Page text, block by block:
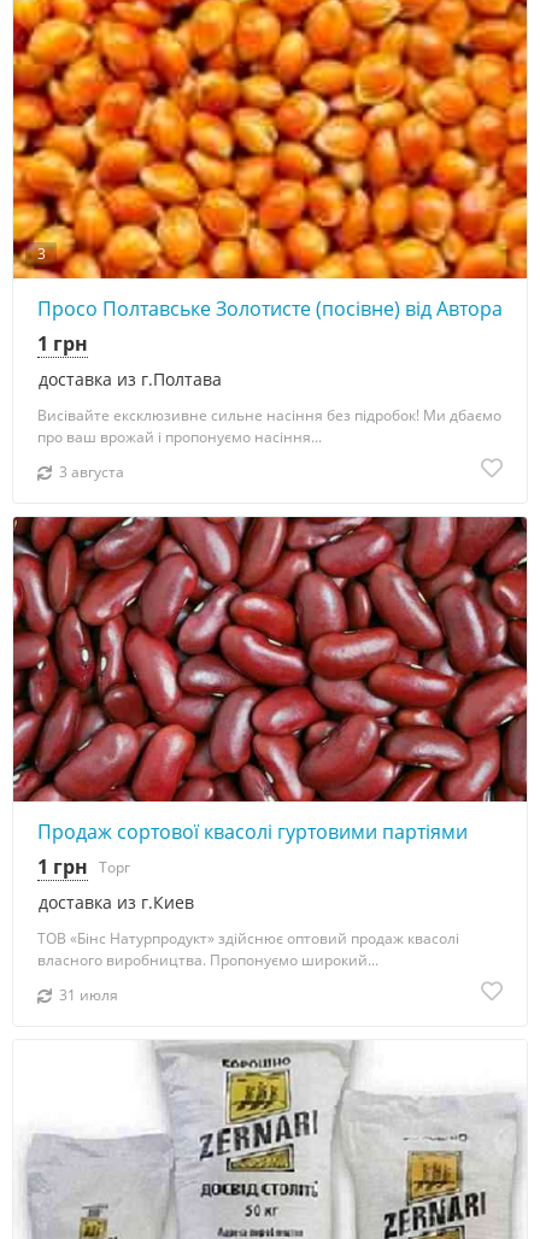
3
Просо Полтавське Золотисте (посівне) від Автора
доставка из г.Полтава
1 грн
Висівайте ексклюзивне сильне насіння без підробок! Ми дбаємо
про ваш врожай і пропонуємо насіння...
3 августа
Продаж сортової квасолі гуртовими партіями
доставка из г.Киев
1 грн Торг
ТОВ «Бінс Натурпродукт» здійснює оптовий продаж квасолі
власного виробництва. Пропонуємо широкий...
31 июля